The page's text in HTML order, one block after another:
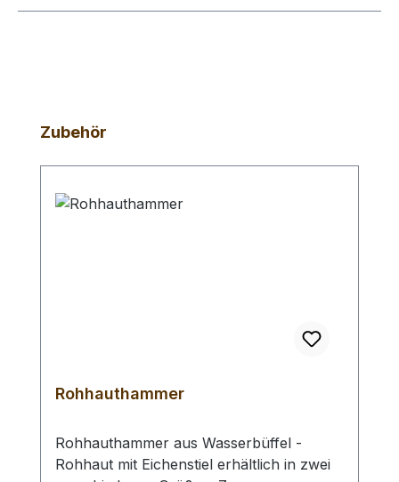
Produktgalerie überspringen
Zubehör
Rohhauthammer
Rohhauthammer aus Wasserbüffel -
Rohhaut mit Eichenstiel erhältlich in zwei